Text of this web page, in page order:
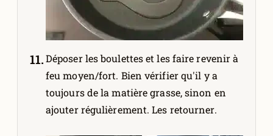
Déposer les boulettes et les faire revenir à
feu moyen/fort. Bien vérifier qu'il y a
toujours de la matière grasse, sinon en
ajouter régulièrement. Les retourner.